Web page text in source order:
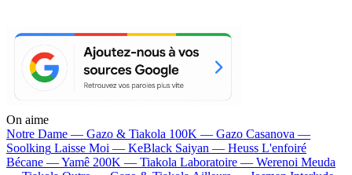
On aime
Notre Dame — Gazo & Tiakola 100K — Gazo Casanova —
Soolking Laisse Moi — KeBlack Saiyan — Heuss L'enfoiré
Bécane —Yamê 200K — Tiakola Laboratoire — Werenoi Meuda